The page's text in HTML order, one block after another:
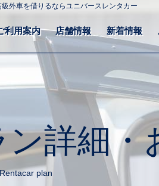
外車を借りるならユニバースレンタカー
利用案内 店舗情報 新着情報
詳細・
plan